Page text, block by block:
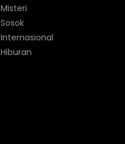
Misteri
Sosok
Internasional
Hiburan